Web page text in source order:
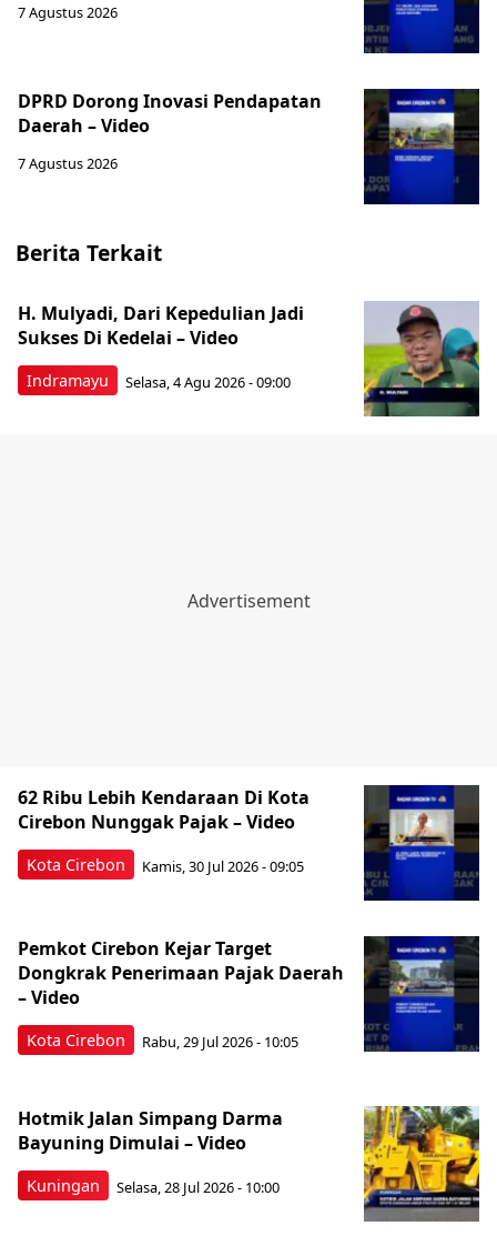
7 Agustus 2026
‎DPRD Dorong Inovasi Pendapatan
Daerah – Video
7 Agustus 2026
Berita Terkait
Indramayu
H. Mulyadi, Dari Kepedulian Jadi
Sukses Di Kedelai – Video
Selasa, 4 Agu 2026 - 09:00
Kota Cirebon
62 Ribu Lebih Kendaraan Di Kota
Cirebon Nunggak Pajak – Video
Kamis, 30 Jul 2026 - 09:05
Kota Cirebon
Pemkot Cirebon Kejar Target
Dongkrak Penerimaan Pajak Daerah
– Video
Rabu, 29 Jul 2026 - 10:05
Kuningan
Hotmik Jalan Simpang Darma
Bayuning Dimulai – Video
Selasa, 28 Jul 2026 - 10:00